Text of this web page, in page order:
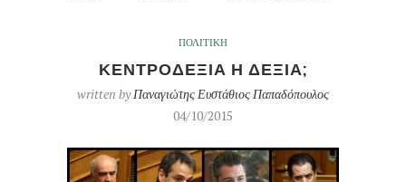
ΠΟΛΙΤΙΚΗ
ΚΕΝΤΡΟΔΕΞΙΑ Η ΔΕΞΙΑ;
written byΠαναγιώτης Ευστάθιος Παπαδόπουλος
04/10/2015